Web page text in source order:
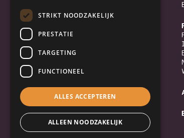
Beveiliging
Netwerkvideorecorders (NVR)
Licenties
Meer over Synology Camera's
Populaire merken
Mini PC
STRIKT NOODZAKELIJK
PRESTATIE
TARGETING
FUNCTIONEEL
ALLES ACCEPTEREN
ALLEEN NOODZAKELIJK